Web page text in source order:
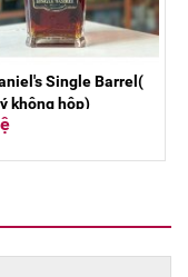
Single Barrel(
không hộp)